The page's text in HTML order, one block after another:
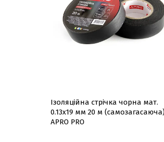
Ізоляцiйна стрiчка чорна мат.
0.13х19 мм 20 м
APRO PRO